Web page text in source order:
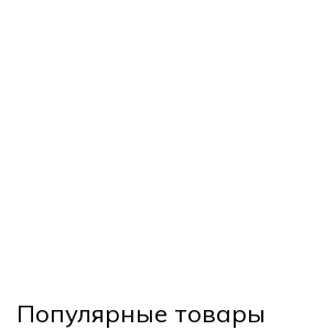
Популярные товары